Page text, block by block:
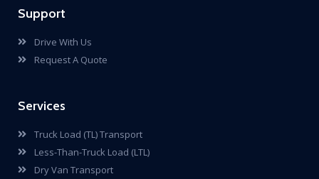
Support
Drive With Us
Request A Quote
Services
Truck Load (TL) Transport
Less-Than-Truck Load (LTL)
Dry Van Transport